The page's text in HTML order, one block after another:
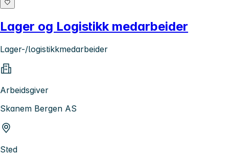
Lager og Logistikk medarbeider
Lager-/logistikkmedarbeider
Arbeidsgiver
Skanem Bergen AS
Sted